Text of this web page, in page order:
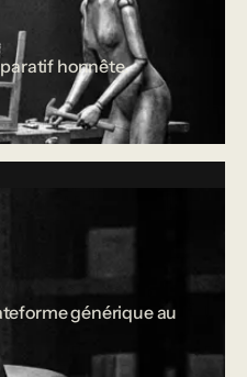
honnête.
générique au